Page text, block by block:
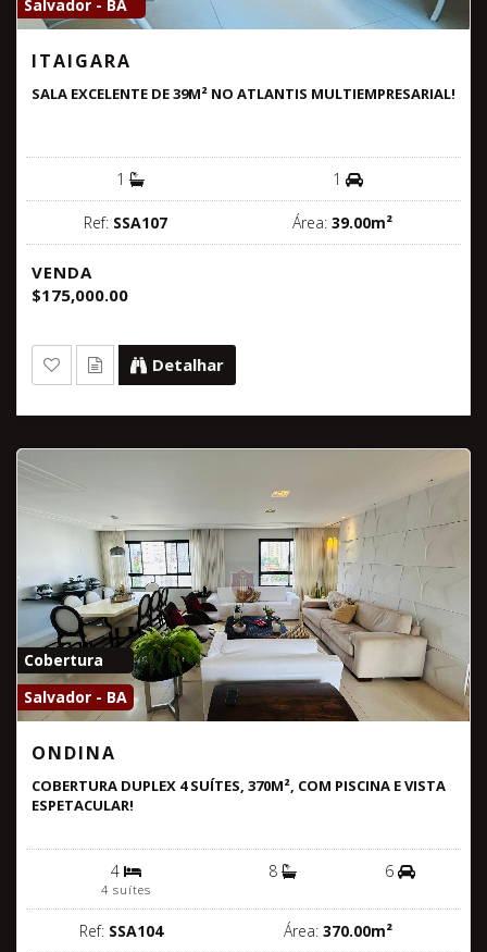
Salvador - BA
ITAIGARA
SALA EXCELENTE DE 39M² NO ATLANTIS MULTIEMPRESARIAL!
1 1
Ref: SSA107 Área: 39.00m²
VENDA
$175,000.00
Detalhar
Cobertura
Salvador - BA
ONDINA
COBERTURA DUPLEX 4 SUÍTES, 370M², COM PISCINA E VISTA
ESPETACULAR!
4
4 suítes
8 6
Ref: SSA104 Área: 370.00m²